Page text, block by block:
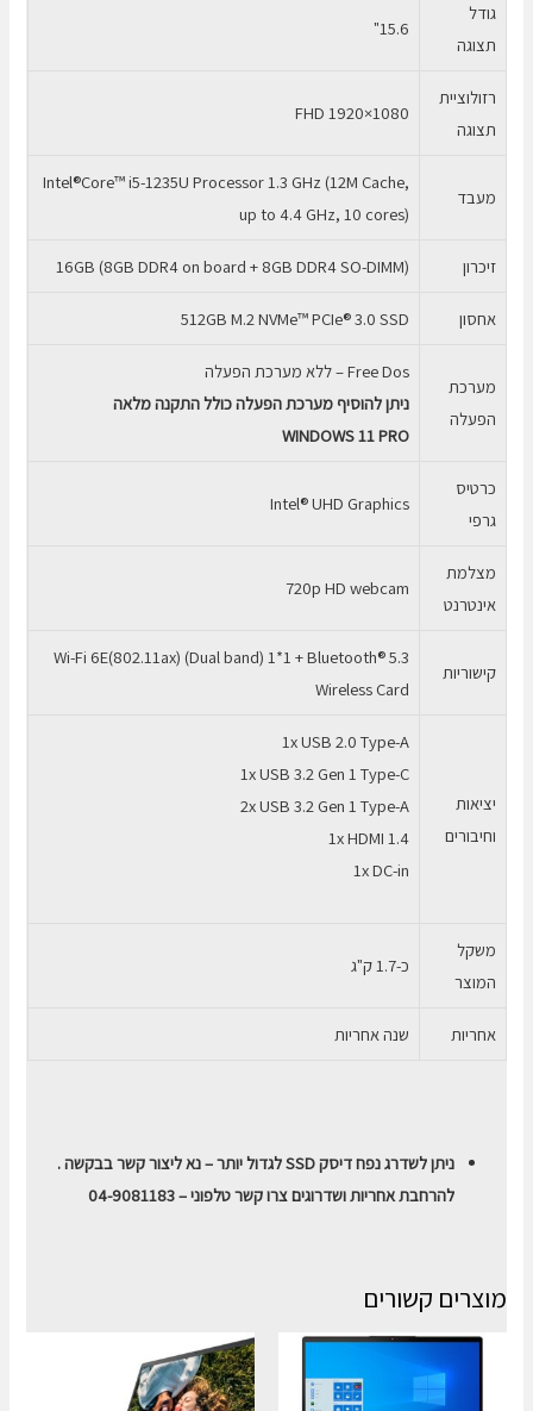
גודל
תצוגה
15.6"
רזולוציית
תצוגה
FHD 1920×1080
מעבד
Intel®Core™ i5-1235U Processor 1.3 GHz (12M Cache,
up to 4.4 GHz, 10 cores)
זיכרון 16GB (8GB DDR4 on board + 8GB DDR4 SO-DIMM)
אחסון 512GB M.2 NVMe™ PCIe® 3.0 SSD
מערכת
הפעלה
Free Dos – ללא מערכת הפעלה
ניתן להוסיף מערכת הפעלה כולל התקנה מלאה
WINDOWS 11 PRO
כרטיס
גרפי
Intel® UHD Graphics
מצלמת
אינטרנט
720p HD webcam
קישוריות
Wi-Fi 6E(802.11ax) (Dual band) 1*1 + Bluetooth® 5.3
Wireless Card
יציאות
וחיבורים
1x USB 2.0 Type-A
1x USB 3.2 Gen 1 Type-C
2x USB 3.2 Gen 1 Type-A
1x HDMI 1.4
1x DC-in
משקל
המוצר
כ-1.7 ק"ג
אחריות שנה אחריות
ניתן לשדרג נפח דיסק SSD לגדול יותר – נא ליצור קשר בבקשה .
להרחבת אחריות ושדרוגים צרו קשר טלפוני – 04-9081183
מוצרים קשורים